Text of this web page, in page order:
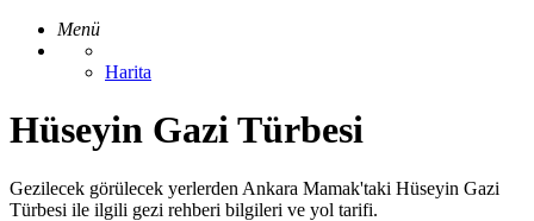
Menü
Harita
Hüseyin Gazi Türbesi
Gezilecek görülecek yerlerden Ankara Mamak'taki Hüseyin Gazi
Türbesi ile ilgili gezi rehberi bilgileri ve yol tarifi.